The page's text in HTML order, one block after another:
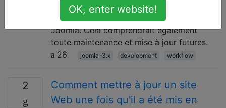
/ ou logiciels peuvent m'aider à développer
à la fois le backend et le frontend d'un site
Joomla. Cela comprendrait également
toute maintenance et mise à jour futures.
26
joomla-3.x development workflow
2
Comment mettre à jour un site
Web une fois qu'il a été mis en
OK, enter website!